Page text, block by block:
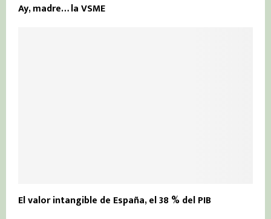
Ay, madre… la VSME
El valor intangible de España, el 38 % del PIB